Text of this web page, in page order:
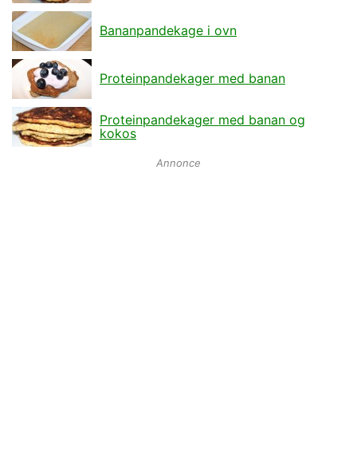
Bananpandekage i ovn
Proteinpandekager med banan
Proteinpandekager med banan og
kokos
Annonce